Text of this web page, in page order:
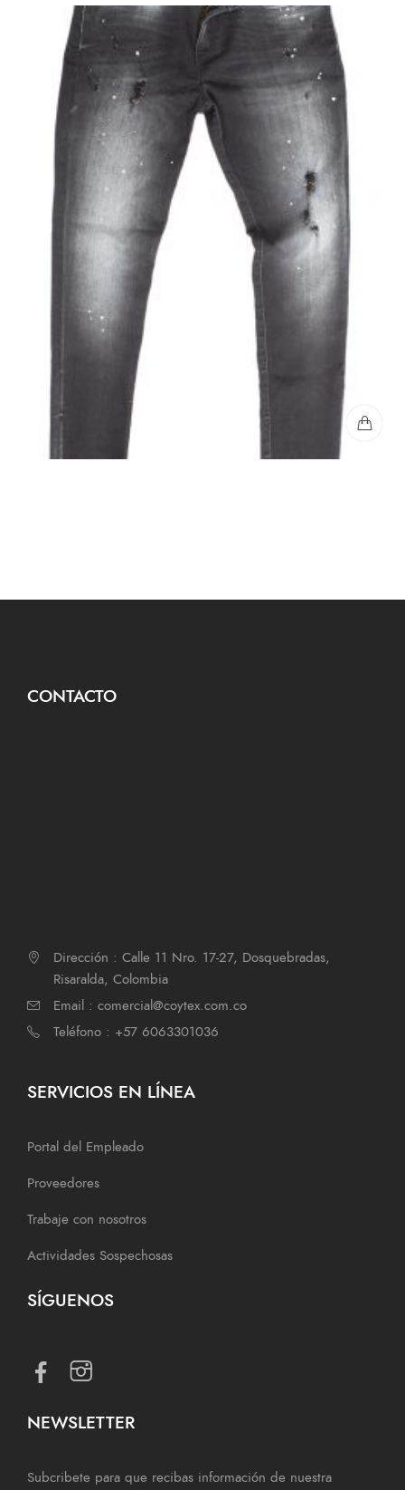
CONTACTO
Dirección : Calle 11 Nro. 17-27, Dosquebradas,
Risaralda, Colombia
Email : comercial@coytex.com.co
Teléfono : +57 6063301036
SERVICIOS EN LÍNEA
Portal del Empleado
Proveedores
Trabaje con nosotros
Actividades Sospechosas
SÍGUENOS
NEWSLETTER
Subcribete para que recibas información de nuestra